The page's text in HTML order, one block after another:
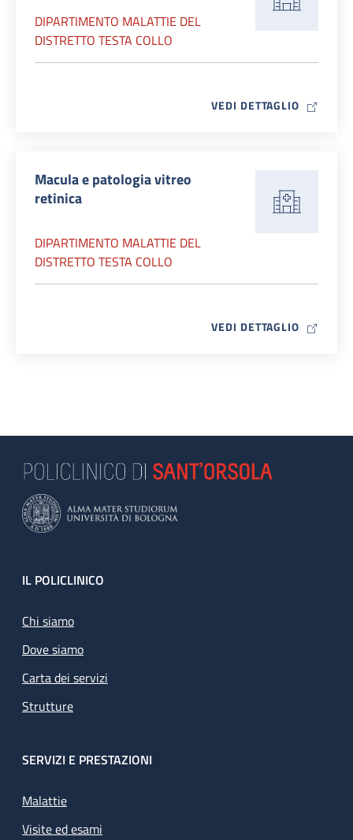
DIPARTIMENTO MALATTIE DEL
DISTRETTO TESTA COLLO
VEDI DETTAGLIO MAP ICON
Macula e patologia vitreo
retinica
DIPARTIMENTO MALATTIE DEL
DISTRETTO TESTA COLLO
VEDI DETTAGLIO MAP ICON
Footer
IL POLICLINICO
Chi siamo
Dove siamo
Carta dei servizi
Strutture
SERVIZI E PRESTAZIONI
Malattie
Visite ed esami